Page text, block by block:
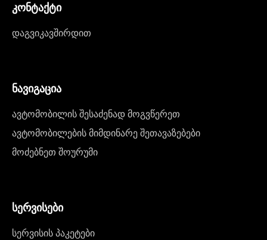
კონტაქტი
დაგვიკავშირდით
ნავიგაცია
ავტომობილის შესაძენად მოგვწერეთ
ავტომობილების მიმდინარე შეთავაზებები
მოძებნეთ შოურუმი
სერვისები
სერვისის პაკეტები